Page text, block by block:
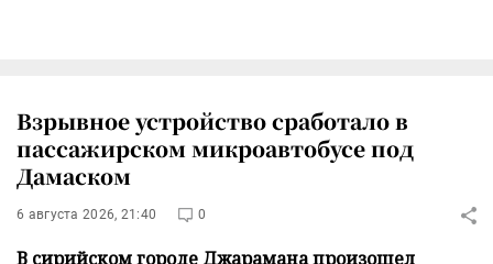
Взрывное устройство сработало в
пассажирском микроавтобусе под
Дамаском
6 августа 2026, 21:40 0
В сирийском городе Джарамана произошел